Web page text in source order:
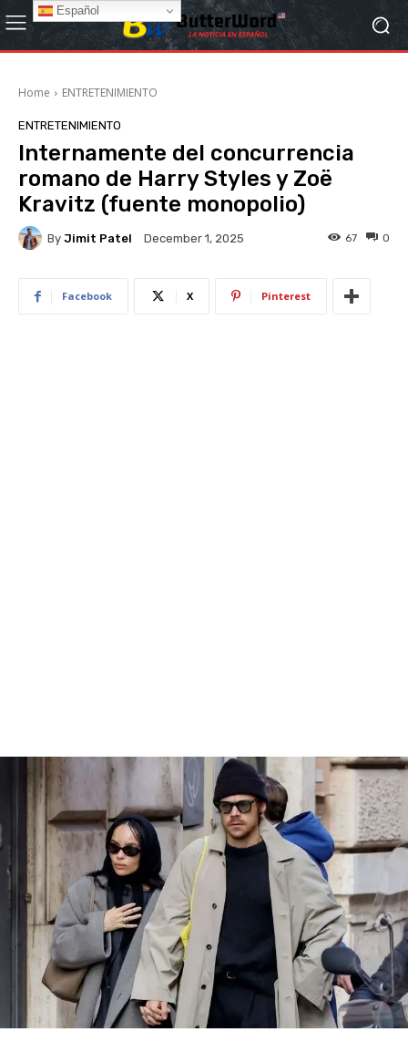
Home ENTRETENIMIENTO
ENTRETENIMIENTO
Internamente del concurrencia
romano de Harry Styles y Zoë
Kravitz (fuente monopolio)
By Jimit Patel December 1, 2025 0
67
Facebook X Pinterest
Español